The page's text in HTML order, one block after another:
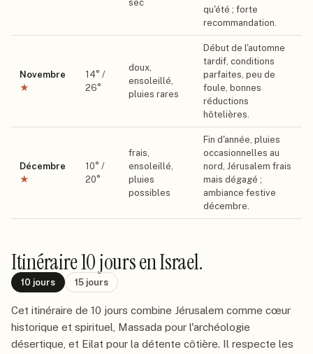
sec
qu'été ; forte
recommandation.
Novembre
★
14° /
26°
doux,
ensoleillé,
pluies rares
Début de l'automne
tardif, conditions
parfaites, peu de
foule, bonnes
réductions
hôtelières.
Décembre
★
10° /
20°
frais,
ensoleillé,
pluies
possibles
Fin d'année, pluies
occasionnelles au
nord, Jérusalem frais
mais dégagé ;
ambiance festive
décembre.
Itinéraire10 joursen Israel.
10 jours 15 jours
Cet itinéraire de 10 jours combine Jérusalem comme cœur
historique et spirituel, Massada pour l'archéologie
désertique, et Eilat pour la détente côtière. Il respecte les